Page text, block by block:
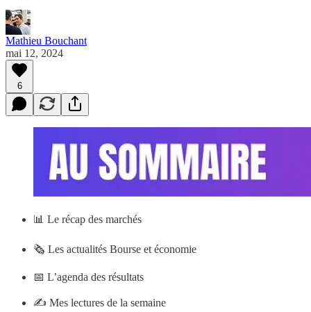
Mathieu Bouchant
mai 12, 2024
6
📊 Le récap des marchés
🗞️ Les actualités Bourse et économie
📅 L’agenda des résultats
✍️ Mes lectures de la semaine